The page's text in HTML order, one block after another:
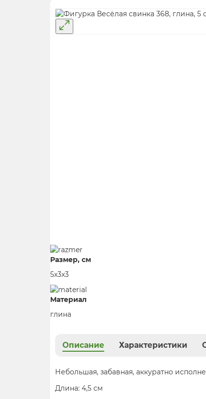
Размер, см
5х3х3
Материал
глина
Описание Характеристики
Небольшая, забавная, аккуратно
Длина: 4,5 см